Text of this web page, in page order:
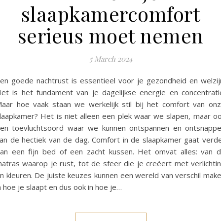
slaapkamercomfort
serieus moet nemen
5 March 2024
goede nachtrust is essentieel voor je gezondheid en
is het fundament van je dagelijkse energie en
hoe vaak staan we werkelijk stil bij het comfort van
Het is niet alleen een plek waar we slapen, maar
toevluchtsoord waar we kunnen ontspannen en
de hectiek van de dag. Comfort in de slaapkamer gaat
een fijn bed of een zacht kussen. Het omvat alles: van
waarop je rust, tot de sfeer die je creëert met
kleuren. De juiste keuzes kunnen een wereld van verschil
hoe je slaapt en dus ook in hoe je…